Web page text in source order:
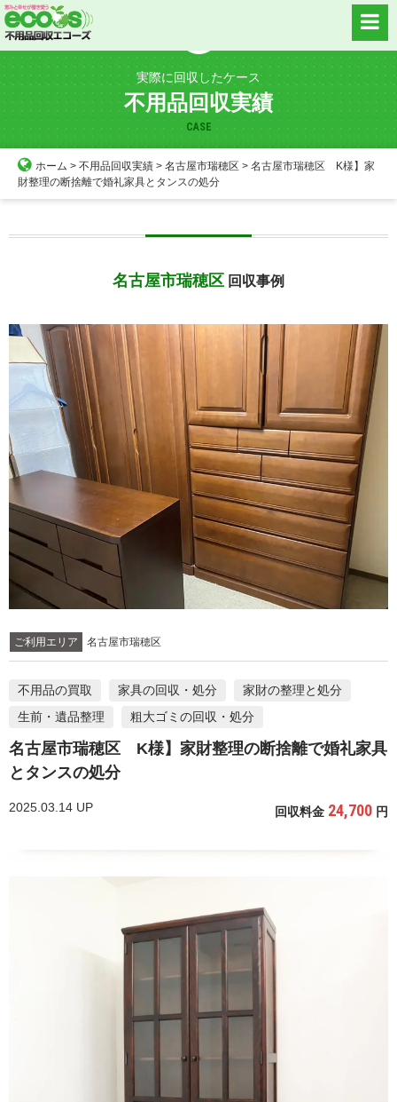
Skip
to
実際に回収したケース
不用品回収実績
CASE
ホーム > 不用品回収実績 > 名古屋市瑞穂区 > 名古屋市瑞穂区 K様】家
財整理の断捨離で婚礼家具とタンスの処分
名古屋市瑞穂区 回収事例
ご利用エリア 名古屋市瑞穂区
不用品の買取 家具の回収・処分
家財の整理と処分
生前・遺品整理
粗大ゴミの回収・処分
名古屋市瑞穂区 K様】家財整理の断捨離で婚礼家具
とタンスの処分
2025.03.14 UP 回収料金 24,700 円